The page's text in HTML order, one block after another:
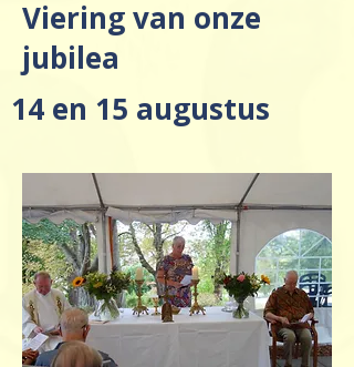
Viering van onze
jubilea
14 en 15 augustus